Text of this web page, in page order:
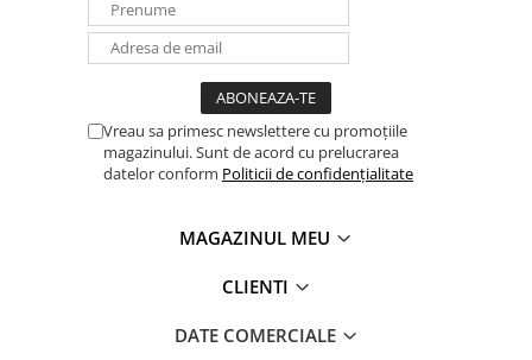
Vreau sa primesc newslettere cu promoțiile
magazinului. Sunt de acord cu prelucrarea
datelor conform Politicii de confidențialitate
MAGAZINUL MEU
CLIENTI
DATE COMERCIALE